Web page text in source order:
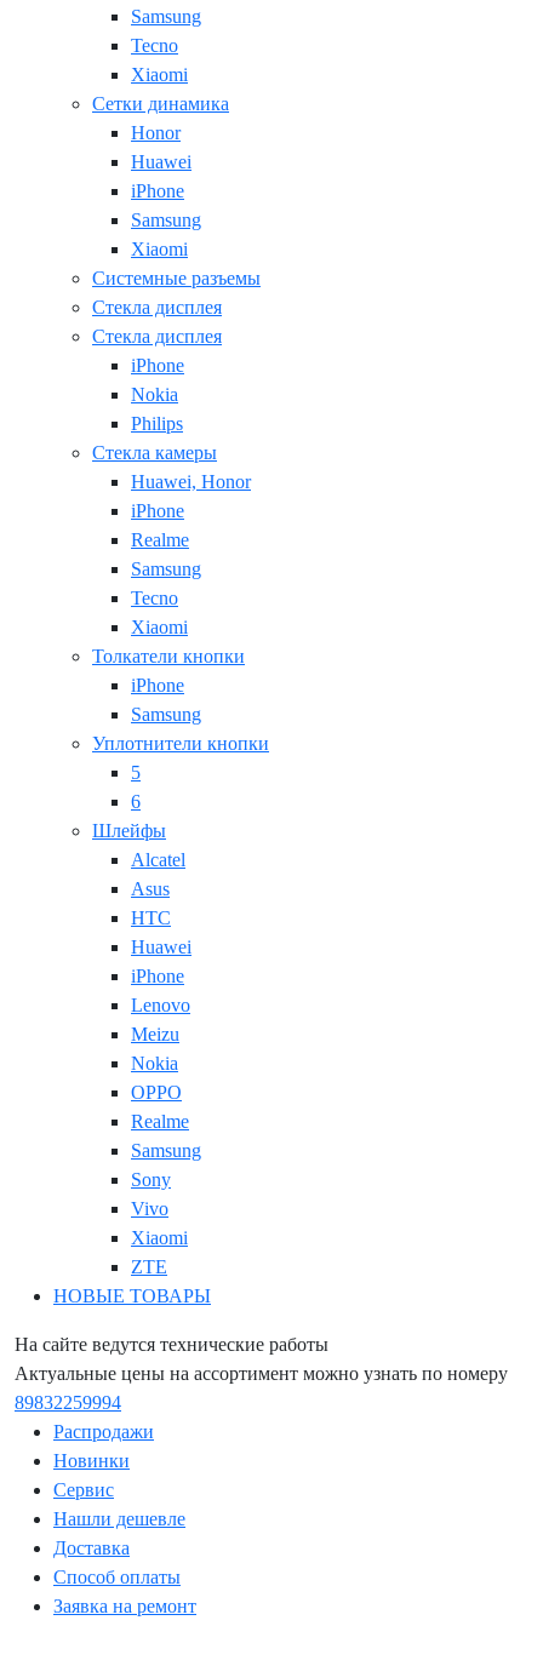
Samsung
Tecno
Xiaomi
Сетки динамика
Honor
Huawei
iPhone
Samsung
Xiaomi
Системные разъемы
Стекла дисплея
Стекла дисплея
iPhone
Nokia
Philips
Стекла камеры
Huawei, Honor
iPhone
Realme
Samsung
Tecno
Xiaomi
Толкатели кнопки
iPhone
Samsung
Уплотнители кнопки
5
6
Шлейфы
Alcatel
Asus
HTC
Huawei
iPhone
Lenovo
Meizu
Nokia
OPPO
Realme
Samsung
Sony
Vivo
Xiaomi
ZTE
НОВЫЕ ТОВАРЫ
На сайте ведутся технические работы
Актуальные цены на ассортимент можно узнать по номеру
89832259994
Распродажи
Новинки
Сервис
Нашли дешевле
Доставка
Способ оплаты
Заявка на ремонт